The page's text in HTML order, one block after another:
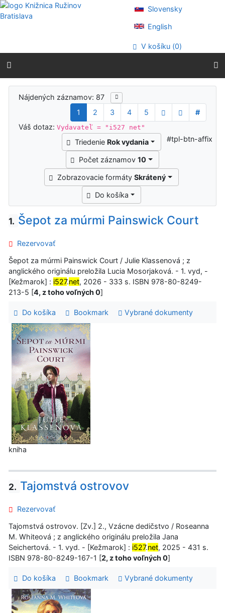
Prejsť na obsah
Prejsť na menu
Prehlásenie o webovej prístupnosti
Slovensky
English
V košíku (0)
Výsledky vyhľadávania
Nájdených záznamov: 87
1
2 3 4 5
#
Váš dotaz:Vydavateľ = "i527 net"
Triedenie Rok vydania
Počet záznamov10
Zobrazovacie formátySkrátený
Do košíka
#tpl-btn-affix
1. Šepot za múrmi Painswick Court
Rezervovať
Šepot za múrmi Painswick Court / Julie Klassenová ; z
anglického originálu preložila Lucia Mosorjaková. - 1. vyd, -
[Kežmarok] : i527.net, 2026 - 333 s. ISBN 978-80-8249-
213-5 [4, z toho voľných 0]
Do košíka Bookmark Vybrané dokumenty
kniha
2. Tajomstvá ostrovov
Rezervovať
Tajomstvá ostrovov. [Zv.] 2., Vzácne dedičstvo / Roseanna
M. Whiteová ; z anglického originálu preložila Jana
Seichertová. - 1. vyd. - [Kežmarok] : i527.net, 2025 - 431 s.
ISBN 978-80-8249-167-1 [2, z toho voľných 0]
Do košíka Bookmark Vybrané dokumenty